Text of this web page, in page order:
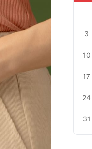
3
10
17
24
31